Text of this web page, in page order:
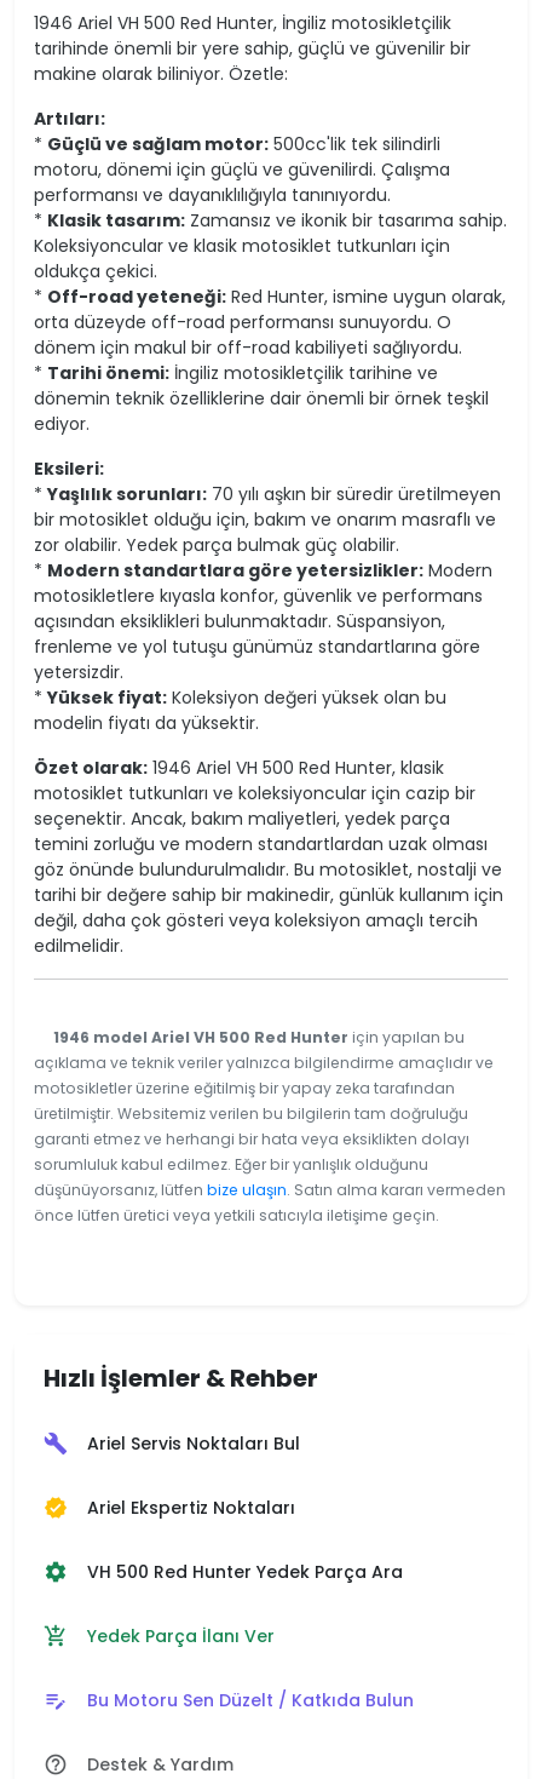
1946 Ariel VH 500 Red Hunter, İngiliz motosikletçilik
tarihinde önemli bir yere sahip, güçlü ve güvenilir bir
makine olarak biliniyor. Özetle:
Artıları:
* Güçlü ve sağlam motor: 500cc'lik tek silindirli
motoru, dönemi için güçlü ve güvenilirdi. Çalışma
performansı ve dayanıklılığıyla tanınıyordu.
* Klasik tasarım: Zamansız ve ikonik bir tasarıma sahip.
Koleksiyoncular ve klasik motosiklet tutkunları için
oldukça çekici.
* Off-road yeteneği: Red Hunter, ismine uygun olarak,
orta düzeyde off-road performansı sunuyordu. O
dönem için makul bir off-road kabiliyeti sağlıyordu.
* Tarihi önemi: İngiliz motosikletçilik tarihine ve
dönemin teknik özelliklerine dair önemli bir örnek teşkil
ediyor.
Eksileri:
*Yaşlılık sorunları: 70 yılı aşkın bir süredir üretilmeyen
bir motosiklet olduğu için, bakım ve onarım masraflı ve
zor olabilir. Yedek parça bulmak güç olabilir.
* Modern standartlara göre yetersizlikler: Modern
motosikletlere kıyasla konfor, güvenlik ve performans
açısından eksiklikleri bulunmaktadır. Süspansiyon,
frenleme ve yol tutuşu günümüz standartlarına göre
yetersizdir.
*Yüksek fiyat: Koleksiyon değeri yüksek olan bu
modelin fiyatı da yüksektir.
Özet olarak: 1946 Ariel VH 500 Red Hunter, klasik
motosiklet tutkunları ve koleksiyoncular için cazip bir
seçenektir. Ancak, bakım maliyetleri, yedek parça
temini zorluğu ve modern standartlardan uzak olması
göz önünde bulundurulmalıdır. Bu motosiklet, nostalji ve
tarihi bir değere sahip bir makinedir, günlük kullanım için
değil, daha çok gösteri veya koleksiyon amaçlı tercih
edilmelidir.
1946 model Ariel VH 500 Red Hunter için yapılan bu
açıklama ve teknik veriler yalnızca bilgilendirme amaçlıdır ve
motosikletler üzerine eğitilmiş bir yapay zeka tarafından
üretilmiştir. Websitemiz verilen bu bilgilerin tam doğruluğu
garanti etmez ve herhangi bir hata veya eksiklikten dolayı
sorumluluk kabul edilmez. Eğer bir yanlışlık olduğunu
düşünüyorsanız, lütfen bize ulaşın. Satın alma kararı vermeden
önce lütfen üretici veya yetkili satıcıyla iletişime geçin.
Hızlı İşlemler & Rehber
build Ariel Servis Noktaları Bul
verified Ariel Ekspertiz Noktaları
settings VH 500 Red Hunter Yedek Parça Ara
add_shopping_cart Yedek Parça İlanı Ver
edit_note Bu Motoru Sen Düzelt / Katkıda Bulun
help_outline Destek & Yardım